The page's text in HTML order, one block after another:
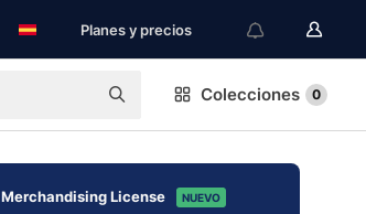
Planes y precios
Colecciones 0
Merchandising License NUEVO